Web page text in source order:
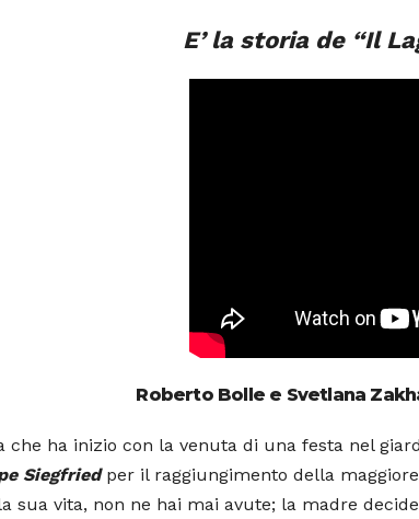
E’ la storia de “Il
Roberto Bolle e Svetlana
che ha inizio con la venuta di una festa nel
Siegfriedper il raggiungimento della
sua vita, non ne hai mai avute; la madre